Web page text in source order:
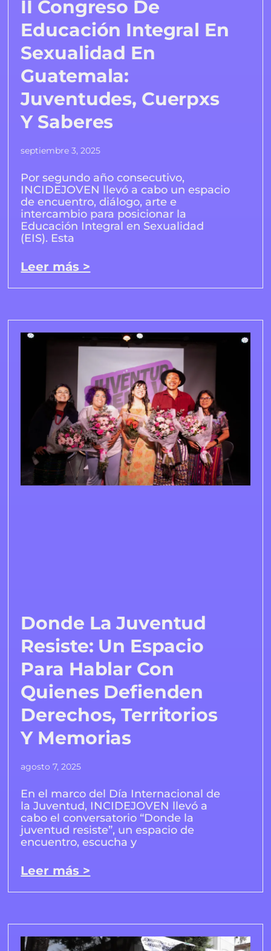
II Congreso De
Educación Integral En
Sexualidad En
Guatemala:
Juventudes, Cuerpxs
Y Saberes
septiembre 3, 2025
Por segundo año consecutivo,
INCIDEJOVEN llevó a cabo un espacio
de encuentro, diálogo, arte e
intercambio para posicionar la
Educación Integral en Sexualidad
(EIS). Esta
Leer más >
Donde La Juventud
Resiste: Un Espacio
Para Hablar Con
Quienes Defienden
Derechos, Territorios
Y Memorias
agosto 7, 2025
En el marco del Día Internacional de
la Juventud, INCIDEJOVEN llevó a
cabo el conversatorio “Donde la
juventud resiste”, un espacio de
encuentro, escucha y
Leer más >